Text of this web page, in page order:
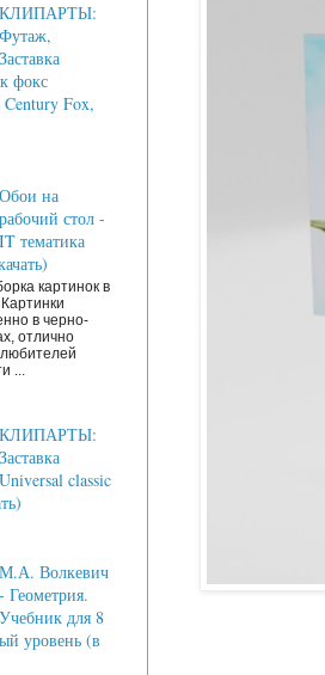
КЛИПАРТЫ:
Футаж,
Заставка
фокс
Century Fox,
Обои на
рабочий стол -
IT тематика
картинок в
в черно-
отлично
...
КЛИПАРТЫ:
Заставка
Universal classic
М.А. Волкевич
- Геометрия.
Учебник для 8
уровень (в